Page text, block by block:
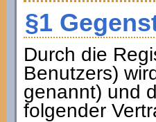
§1
Durch die
Benutzers)
genannt) und
folgender